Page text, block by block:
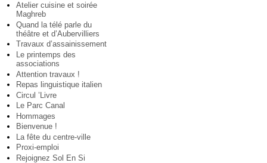
Atelier cuisine et soirée
Maghreb
Quand la télé parle du
théâtre et d’Aubervilliers
Travaux d’assainissement
Le printemps des
associations
Attention travaux !
Repas linguistique italien
Circul ’Livre
Le Parc Canal
Hommages
Bienvenue !
La fête du centre-ville
Proxi-emploi
Rejoignez Sol En Si